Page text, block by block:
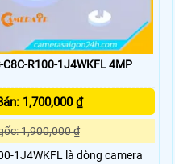
C8C-R100-1J4WKFL 4MP
1,700,000 ₫
1,900,000 ₫
1J4WKFL là dòng camera